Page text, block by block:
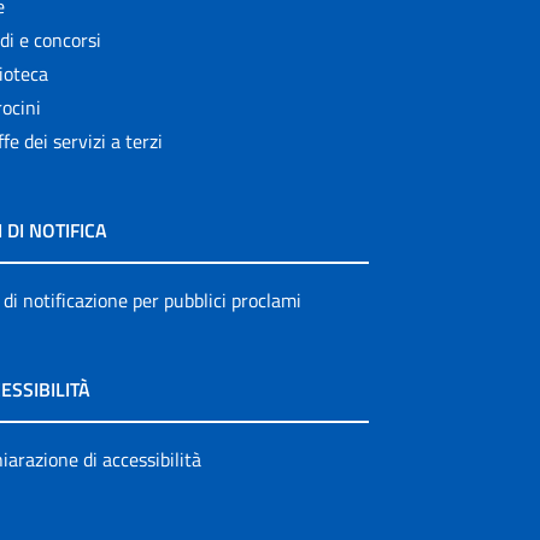
e concorsi
dei servizi a terzi
DI NOTIFICA
notificazione per pubblici proclami
di accessibilità